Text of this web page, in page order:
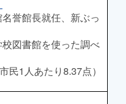
誉館長就任、新ぶっ
図書館を使った調べ
民1人あたり8.37点）